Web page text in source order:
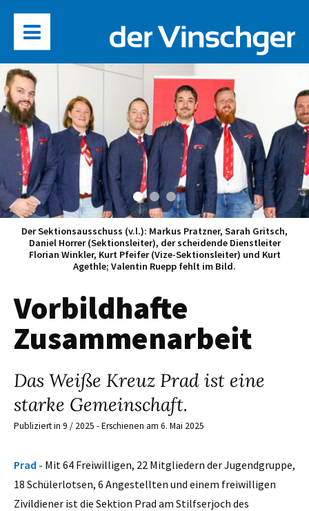
Der Sektionsausschuss (v.l.): Markus Pratzner, Sarah Gritsch,
Daniel Horrer (Sektionsleiter), der scheidende Dienstleiter
Florian Winkler, Kurt Pfeifer (Vize-Sektionsleiter) und Kurt
Agethle; Valentin Ruepp fehlt im Bild.
Vorbildhafte
Zusammenarbeit
Das Weiße Kreuz Prad ist eine
starke Gemeinschaft.
Publiziert in 9 / 2025 - Erschienen am 6. Mai 2025
Prad - Mit 64 Freiwilligen, 22 Mitgliedern der Jugendgruppe,
18 Schülerlotsen, 6 Angestellten und einem freiwilligen
Zivildiener ist die Sektion Prad am Stilfserjoch des